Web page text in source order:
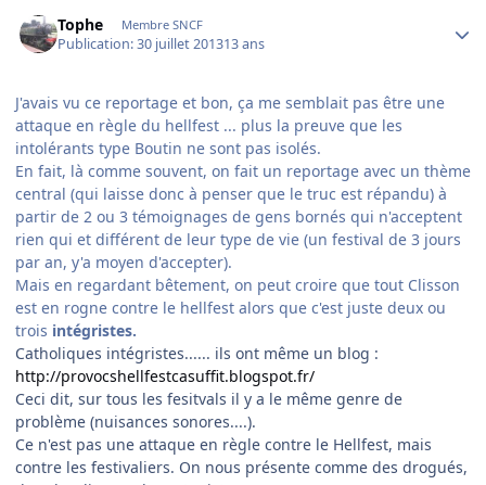
Tophe Membre SNCF
Publication:30 juillet 201313 ans
J'avais vu ce reportage et bon, ça me semblait pas être une
attaque en règle du hellfest ... plus la preuve que les
intolérants type Boutin ne sont pas isolés.
En fait, là comme souvent, on fait un reportage avec un thème
central (qui laisse donc à penser que le truc est répandu) à
partir de 2 ou 3 témoignages de gens bornés qui n'acceptent
rien qui et différent de leur type de vie (un festival de 3 jours
par an, y'a moyen d'accepter).
Mais en regardant bêtement, on peut croire que tout Clisson
est en rogne contre le hellfest alors que c'est juste deux ou
trois intégristes.
Catholiques intégristes...... ils ont même un blog :
http://provocshellfestcasuffit.blogspot.fr/
Ceci dit, sur tous les fesitvals il y a le même genre de
problème (nuisances sonores....).
Ce n'est pas une attaque en règle contre le Hellfest, mais
contre les festivaliers. On nous présente comme des drogués,